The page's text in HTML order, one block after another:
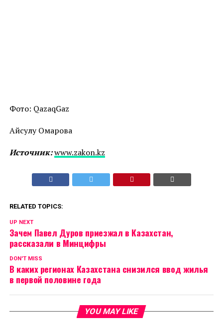
Фото: QazaqGaz
Айсулу Омарова
Источник:www.zakon.kz
RELATED TOPICS:
UP NEXT
Зачем Павел Дуров приезжал в Казахстан,
рассказали в Минцифры
DON'T MISS
В каких регионах Казахстана снизился ввод жилья
в первой половине года
YOU MAY LIKE